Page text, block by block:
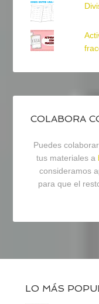
COLABORA
Puedes
tus materiales a
consideramos
para que el
LO MÁS